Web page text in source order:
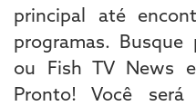
principal até
programas. Busque
ou Fish TV News
Pronto! Você